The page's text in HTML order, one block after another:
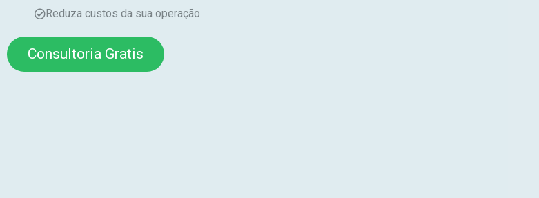
Reduza custos da sua operação
Consultoria Gratis